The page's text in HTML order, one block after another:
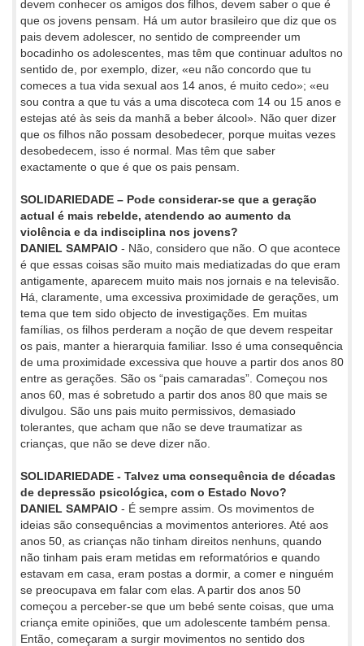
devem conhecer os amigos dos filhos, devem saber o que é
que os jovens pensam. Há um autor brasileiro que diz que os
pais devem adolescer, no sentido de compreender um
bocadinho os adolescentes, mas têm que continuar adultos no
sentido de, por exemplo, dizer, «eu não concordo que tu
comeces a tua vida sexual aos 14 anos, é muito cedo»; «eu
sou contra a que tu vás a uma discoteca com 14 ou 15 anos e
estejas até às seis da manhã a beber álcool». Não quer dizer
que os filhos não possam desobedecer, porque muitas vezes
desobedecem, isso é normal. Mas têm que saber
exactamente o que é que os pais pensam.
SOLIDARIEDADE – Pode considerar-se que a geração
actual é mais rebelde, atendendo ao aumento da
violência e da indisciplina nos jovens?
DANIEL SAMPAIO - Não, considero que não. O que acontece
é que essas coisas são muito mais mediatizadas do que eram
antigamente, aparecem muito mais nos jornais e na televisão.
Há, claramente, uma excessiva proximidade de gerações, um
tema que tem sido objecto de investigações. Em muitas
famílias, os filhos perderam a noção de que devem respeitar
os pais, manter a hierarquia familiar. Isso é uma consequência
de uma proximidade excessiva que houve a partir dos anos 80
entre as gerações. São os “pais camaradas”. Começou nos
anos 60, mas é sobretudo a partir dos anos 80 que mais se
divulgou. São uns pais muito permissivos, demasiado
tolerantes, que acham que não se deve traumatizar as
crianças, que não se deve dizer não.
SOLIDARIEDADE - Talvez uma consequência de décadas
de depressão psicológica, com o Estado Novo?
DANIEL SAMPAIO - É sempre assim. Os movimentos de
ideias são consequências a movimentos anteriores. Até aos
anos 50, as crianças não tinham direitos nenhuns, quando
não tinham pais eram metidas em reformatórios e quando
estavam em casa, eram postas a dormir, a comer e ninguém
se preocupava em falar com elas. A partir dos anos 50
começou a perceber-se que um bebé sente coisas, que uma
criança emite opiniões, que um adolescente também pensa.
Então, começaram a surgir movimentos no sentido dos